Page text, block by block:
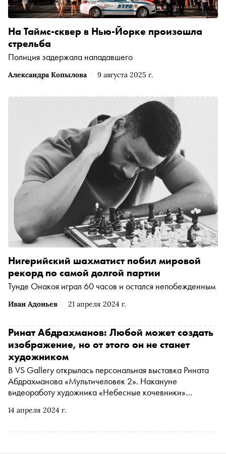
Александра Копылова 9 августа 2025 г.
На Таймс-сквер в Нью-Йорке произошла
стрельба
Полиция задержала нападавшего
Иван Адоньев 21 апреля 2024 г.
Нигерийский шахматист побил мировой
рекорд по самой долгой партии
Тунде Онакоя играл 60 часов и остался непобежденным
14 апреля 2024 г.
Ринат Абдрахманов: Любой может создать
изображение, но от этого он не станет
художником
В VS Gallery открылась персональная выставка Рината
Абдрахманова «Мультичеловек 2». Накануне
видеоработу художника «Небесные кочевники»
можно увидеть в галерее фиджитал-искусства на Малой